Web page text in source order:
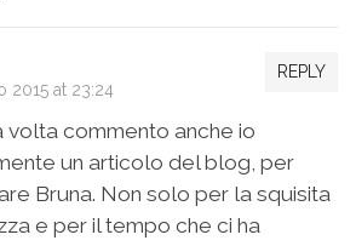
REPLY
2015 at 23:24
volta commento anche io
un articolo del blog, per
Bruna. Non solo per la squisita
e per il tempo che ci ha